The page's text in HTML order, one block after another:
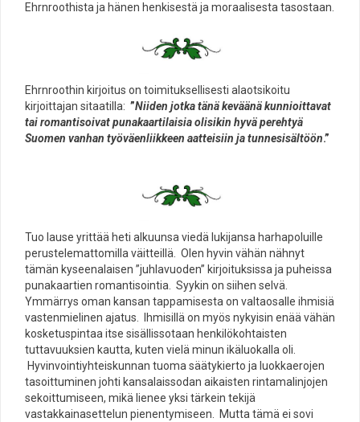
Ehrnroothista ja hänen henkisestä ja moraalisesta tasostaan.
Ehrnroothin kirjoitus on toimituksellisesti alaotsikoitu
kirjoittajan sitaatilla: ”Niiden jotka tänä keväänä kunnioittavat
tai romantisoivat punakaartilaisia olisikin hyvä perehtyä
Suomen vanhan työväenliikkeen aatteisiin ja tunnesisältöön.”
Tuo lause yrittää heti alkuunsa viedä lukijansa harhapoluille
perustelemattomilla väitteillä. Olen hyvin vähän nähnyt
tämän kyseenalaisen ”juhlavuoden” kirjoituksissa ja puheissa
punakaartien romantisointia. Syykin on siihen selvä.
Ymmärrys oman kansan tappamisesta on valtaosalle ihmisiä
vastenmielinen ajatus. Ihmisillä on myös nykyisin enää vähän
kosketuspintaa itse sisällissotaan henkilökohtaisten
tuttavuuksien kautta, kuten vielä minun ikäluokalla oli.
Hyvinvointiyhteiskunnan tuoma säätykierto ja luokkaerojen
tasoittuminen johti kansalaissodan aikaisten rintamalinjojen
sekoittumiseen, mikä lienee yksi tärkein tekijä
vastakkainasettelun pienentymiseen. Mutta tämä ei sovi